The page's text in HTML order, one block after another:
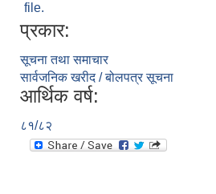
file.
प्रकार:
सूचना तथा समाचार
सार्वजनिक खरीद / बोलपत्र सूचना
आर्थिक वर्ष:
८१/८२